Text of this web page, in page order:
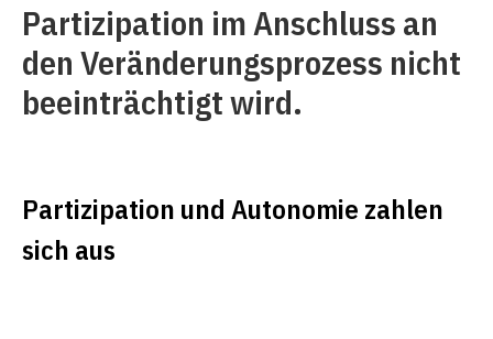
Partizipation im Anschluss an
den Veränderungsprozess nicht
beeinträchtigt wird.
Partizipation und Autonomie zahlen
sich aus